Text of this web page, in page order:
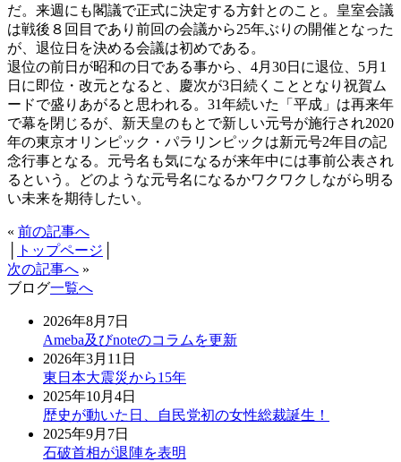
だ。来週にも閣議で正式に決定する方針とのこと。皇室会議
は戦後８回目であり前回の会議から25年ぶりの開催となった
が、退位日を決める会議は初めである。
退位の前日が昭和の日である事から、4月30日に退位、5月1
日に即位・改元となると、慶次が3日続くこととなり祝賀ム
ードで盛りあがると思われる。31年続いた「平成」は再来年
で幕を閉じるが、新天皇のもとで新しい元号が施行され2020
年の東京オリンピック・パラリンピックは新元号2年目の記
念行事となる。元号名も気になるが来年中には事前公表され
るという。どのような元号名になるかワクワクしながら明る
い未来を期待したい。
« 前の記事へ
トップページ
次の記事へ »
ブログ一覧へ
2026年8月7日
Ameba及びnoteのコラムを更新
2026年3月11日
東日本大震災から15年
2025年10月4日
歴史が動いた日、自民党初の女性総裁誕生！
2025年9月7日
石破首相が退陣を表明